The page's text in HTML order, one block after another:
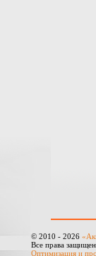
© 2010 - 2026
Все права
Оптимизация и